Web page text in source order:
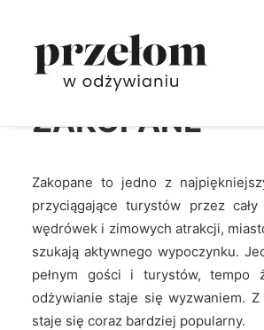
CATERING
ZAKOPANE
Zakopane to jedno z
przyciągające turystów przez
wędrówek i zimowych atrakcji,
szukają aktywnego wypoczynku.
pełnym gości i turystów, tempo
odżywianie staje się wyzwaniem.
staje się coraz bardziej popularny.